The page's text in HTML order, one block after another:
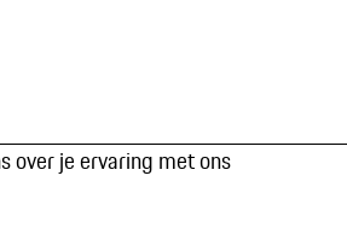
over je ervaring met ons